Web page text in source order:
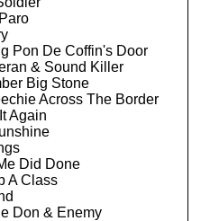
Pon De Coffin's Door
& Sound Killer
Big Stone
Across The Border
Again
Did Done
A Class
Don & Enemy